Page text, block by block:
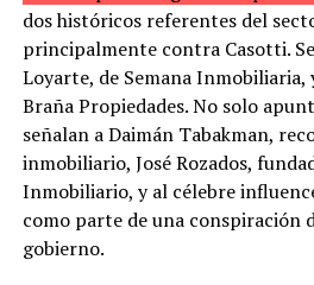
dos históricos referentes del
principalmente contra Casotti.
Loyarte, de Semana Inmobiliaria,
Braña Propiedades. No solo
señalan a Daimán Tabakman,
inmobiliario, José Rozados,
Inmobiliario, y al célebre
como parte de una conspiración
gobierno.